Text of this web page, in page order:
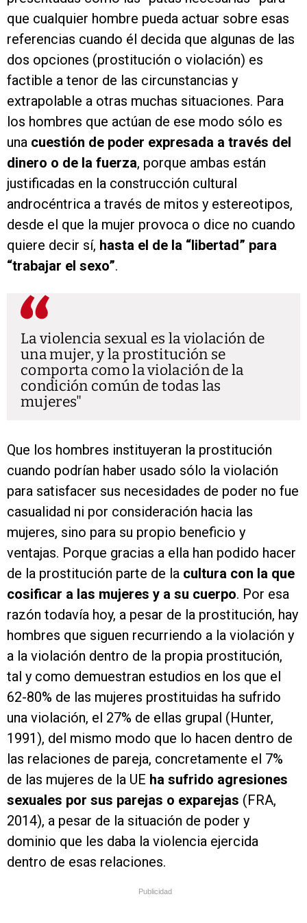
que cualquier hombre pueda actuar sobre esas
referencias cuando él decida que algunas de las
dos opciones (prostitución o violación) es
factible a tenor de las circunstancias y
extrapolable a otras muchas situaciones. Para
los hombres que actúan de ese modo sólo es
una cuestión de poder expresada a través del
dinero o de la fuerza, porque ambas están
justificadas en la construcción cultural
androcéntrica a través de mitos y estereotipos,
desde el que la mujer provoca o dice no cuando
quiere decir sí, hasta el de la “libertad” para
“trabajar el sexo”.
La violencia sexual es la violación de
una mujer, y la prostitución se
comporta como la violación de la
condición común de todas las
mujeres
Que los hombres instituyeran la prostitución
cuando podrían haber usado sólo la violación
para satisfacer sus necesidades de poder no fue
casualidad ni por consideración hacia las
mujeres, sino para su propio beneficio y
ventajas. Porque gracias a ella han podido hacer
de la prostitución parte de la cultura con la que
cosificar a las mujeres y a su cuerpo. Por esa
razón todavía hoy, a pesar de la prostitución, hay
hombres que siguen recurriendo a la violación y
a la violación dentro de la propia prostitución,
tal y como demuestran estudios en los que el
62-80% de las mujeres prostituidas ha sufrido
una violación, el 27% de ellas grupal (Hunter,
1991), del mismo modo que lo hacen dentro de
las relaciones de pareja, concretamente el 7%
de las mujeres de la UE ha sufrido agresiones
sexuales por sus parejas o exparejas (FRA,
2014), a pesar de la situación de poder y
dominio que les daba la violencia ejercida
dentro de esas relaciones.
Publicidad